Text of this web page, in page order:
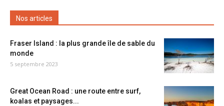
Nos articles
Fraser Island : la plus grande île de sable du
monde
5 septembre 2023
Great Ocean Road : une route entre surf,
koalas et paysages...